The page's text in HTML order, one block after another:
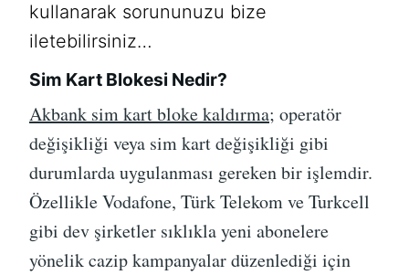
kullanarak sorununuzu bize
iletebilirsiniz…
Sim Kart Blokesi Nedir?
Akbank sim kart bloke kaldırma; operatör
değişikliği veya sim kart değişikliği gibi
durumlarda uygulanması gereken bir işlemdir.
Özellikle Vodafone, Türk Telekom ve Turkcell
gibi dev şirketler sıklıkla yeni abonelere
yönelik cazip kampanyalar düzenlediği için